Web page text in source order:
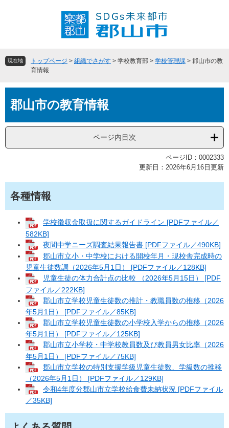
頭
飛
へ
現在地 トップページ > 組織でさがす > 学校教育部 > 学校管理課 > 郡山市の教
育情報
文郡山市の教育情報
ページ内目次
ページID：0002333
更新日：2026年6月16日更新
各種情報
学校徴収金取扱に関するガイドライン [PDFファイル／
582KB]
夜間中学ニーズ調査結果報告書 [PDFファイル／490KB]
郡山市立小・中学校における開校年月・現校舎完成時の
児童生徒数調（2026年5月1日） [PDFファイル／128KB]
児童生徒の体力合計点の比較 （2026年5月15日） [PDF
ファイル／222KB]
郡山市立学校児童生徒数の推計・教職員数の推移​（2026
年5月1日） [PDFファイル／85KB]
郡山市立学校児童生徒数の小学校入学からの推移（2026
年5月1日） [PDFファイル／125KB]
郡山市立小学校・中学校教員数及び教員男女比率（2026
年5月1日） [PDFファイル／75KB]
郡山市立学校の特別支援学級児童生徒数、学級数の推移
（2026年5月1日） [PDFファイル／129KB]
令和4年度分郡山市立学校給食費未納状況 [PDFファイル
／35KB]